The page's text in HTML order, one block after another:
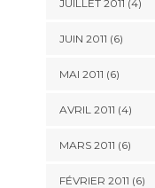
JUILLET 2011 (4)
JUIN 2011 (6)
MAI 2011 (6)
AVRIL 2011 (4)
MARS 2011 (6)
FÉVRIER 2011 (6)